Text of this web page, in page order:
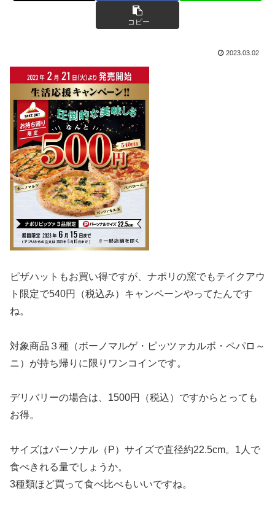
コピー
2023.03.02
ピザハットもお買い得ですが、ナポリ の窯でもテイクアウ
ト限定で540円（税込み）キャンペーンやってたんです
ね。
対象商品３種（ボーノマルゲ・ピッツァカルボ・ペパロ～
ニ）が持ち帰りに限りワンコインです。
デリバリーの場合は、1500円（税込）ですからとっても
お得。
サイズはパーソナル（P）サイズで直径約22.5cm。1人で
食べきれる量でしょうか。
3種類ほど買って食べ比べもいいですね。